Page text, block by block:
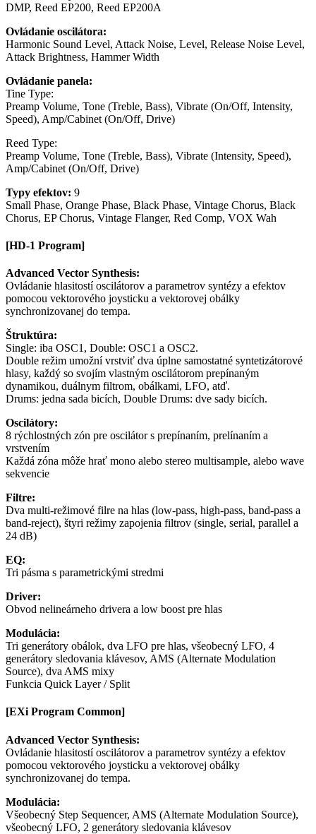
DMP, Reed EP200, Reed EP200A
Ovládanie oscilátora:
Harmonic Sound Level, Attack Noise, Level, Release Noise Level,
Attack Brightness, Hammer Width
Ovládanie panela:
Tine Type:
Preamp Volume, Tone (Treble, Bass), Vibrate (On/Off, Intensity,
Speed), Amp/Cabinet (On/Off, Drive)
Reed Type:
Preamp Volume, Tone (Treble, Bass), Vibrate (Intensity, Speed),
Amp/Cabinet (On/Off, Drive)
Typy efektov: 9
Small Phase, Orange Phase, Black Phase, Vintage Chorus, Black
Chorus, EP Chorus, Vintage Flanger, Red Comp, VOX Wah
[HD-1 Program]
Advanced Vector Synthesis:
Ovládanie hlasitostí oscilátorov a parametrov syntézy a efektov
pomocou vektorového joysticku a vektorovej obálky
synchronizovanej do tempa.
Štruktúra:
Single: iba OSC1, Double: OSC1 a OSC2.
Double režim umožní vrstviť dva úplne samostatné syntetizátorové
hlasy, každý so svojím vlastným oscilátorom prepínaným
dynamikou, duálnym filtrom, obálkami, LFO, atď.
Drums: jedna sada bicích, Double Drums: dve sady bicích.
Oscilátory:
8 rýchlostných zón pre oscilátor s prepínaním, prelínaním a
vrstvením
Každá zóna môže hrať mono alebo stereo multisample, alebo wave
sekvencie
Filtre:
Dva multi-režimové filre na hlas (low-pass, high-pass, band-pass a
band-reject), štyri režimy zapojenia filtrov (single, serial, parallel a
24 dB)
EQ:
Tri pásma s parametrickými stredmi
Driver:
Obvod nelineárneho drivera a low boost pre hlas
Modulácia:
Tri generátory obálok, dva LFO pre hlas, všeobecný LFO, 4
generátory sledovania klávesov, AMS (Alternate Modulation
Source), dva AMS mixy
Funkcia Quick Layer / Split
[EXi Program Common]
Advanced Vector Synthesis:
Ovládanie hlasitostí oscilátorov a parametrov syntézy a efektov
pomocou vektorového joysticku a vektorovej obálky
synchronizovanej do tempa.
Modulácia:
Všeobecný Step Sequencer, AMS (Alternate Modulation Source),
všeobecný LFO, 2 generátory sledovania klávesov